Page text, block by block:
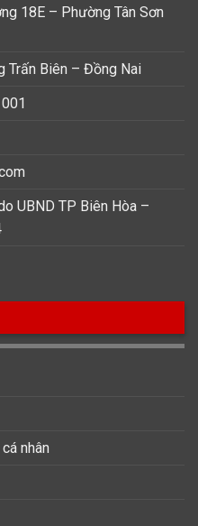
18E – Phường Tân Sơn
Trấn Biên – Đồng Nai
UBND TP Biên Hòa –
nhân